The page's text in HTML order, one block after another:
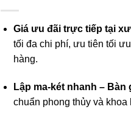
Giá ưu đãi trực tiếp tại
tối đa chi phí, ưu tiên tối
hàng.
Lập ma-két nhanh – Bàn
chuẩn phong thủy và khoa